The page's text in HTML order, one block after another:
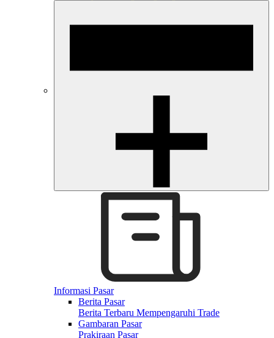
Informasi Pasar
Berita Pasar
Berita Terbaru Mempengaruhi Trade
Gambaran Pasar
Prakiraan Pasar